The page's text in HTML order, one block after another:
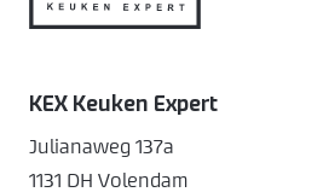
KEX Keuken Expert
Julianaweg 137a
1131 DH Volendam